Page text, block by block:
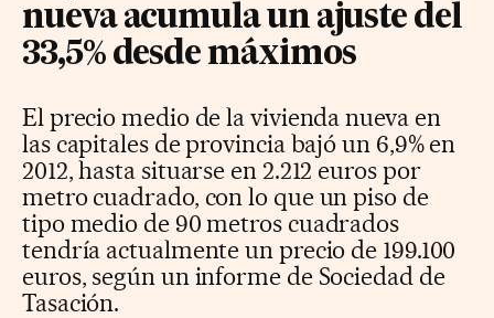
nueva acumula un ajuste del
33,5% desde máximos
El precio medio de la vivienda nueva en
las capitales de provincia bajó un 6,9% en
2012, hasta situarse en 2.212 euros por
metro cuadrado, con lo que un piso de
tipo medio de 90 metros cuadrados
tendría actualmente un precio de 199.100
euros, según un informe de Sociedad de
Tasación.